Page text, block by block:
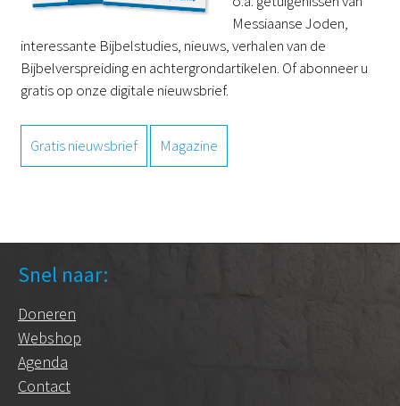
Messiaanse Joden,
interessante Bijbelstudies, nieuws, verhalen van de
Bijbelverspreiding en achtergrondartikelen. Of abonneer u
gratis op onze digitale nieuwsbrief.
Gratis nieuwsbrief Magazine
Snel naar:
Doneren
Webshop
Agenda
Contact